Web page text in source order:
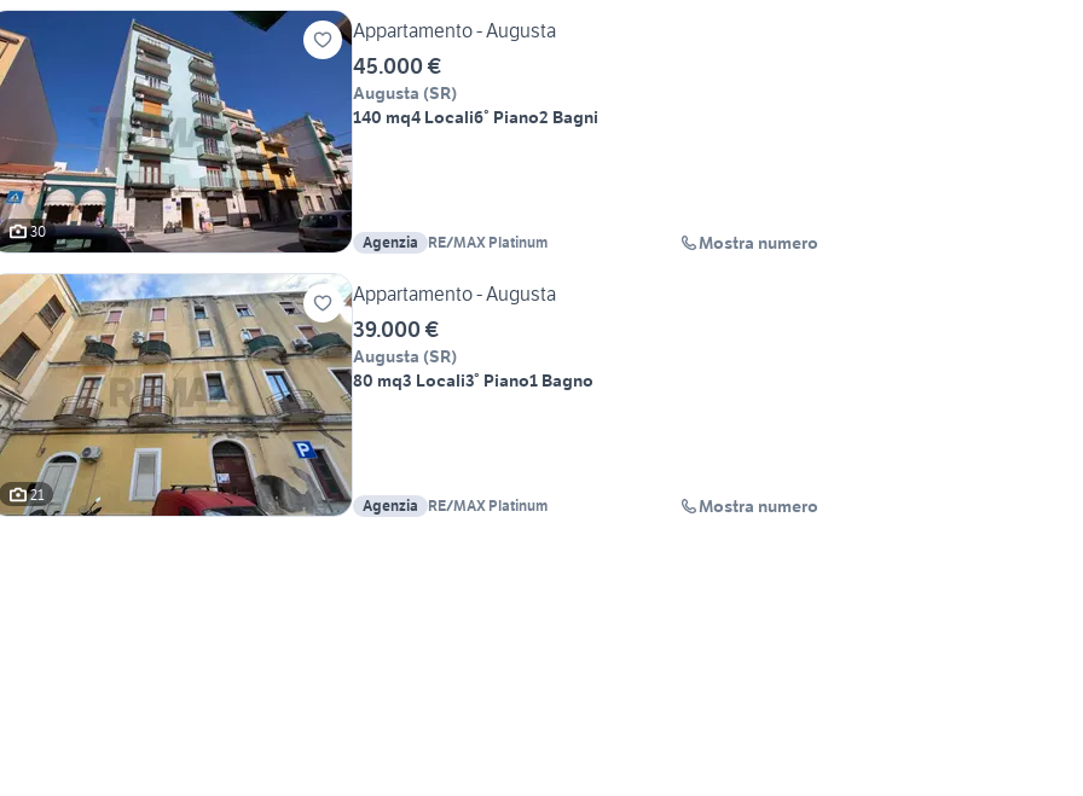
30
Appartamento - Augusta
45.000 €
Augusta (SR)
140 mq4 Locali6° Piano2 Bagni
Agenzia RE/MAX Platinum Mostra numero
21
Appartamento - Augusta
39.000 €
Augusta (SR)
80 mq3 Locali3° Piano1 Bagno
Agenzia RE/MAX Platinum Mostra numero